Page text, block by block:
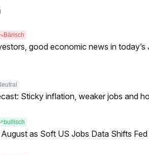
Bärisch
good economic news in
Sticky inflation, weaker jobs and
bullisch
as Soft US Jobs Data Shifts Fed